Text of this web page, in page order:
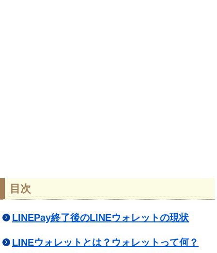
目次
LINEPay終了後のLINEウォレットの現状
LINEウォレットとは？ウォレットって何？